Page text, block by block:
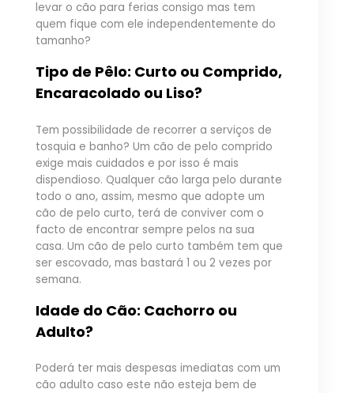
levar o cão para ferias consigo mas tem
quem fique com ele independentemente do
tamanho?
Tipo de Pêlo: Curto ou Comprido,
Encaracolado ou Liso?
Tem possibilidade de recorrer a serviços de
tosquia e banho? Um cão de pelo comprido
exige mais cuidados e por isso é mais
dispendioso. Qualquer cão larga pelo durante
todo o ano, assim, mesmo que adopte um
cão de pelo curto, terá de conviver com o
facto de encontrar sempre pelos na sua
casa. Um cão de pelo curto também tem que
ser escovado, mas bastará 1 ou 2 vezes por
semana.
Idade do Cão: Cachorro ou
Adulto?
Poderá ter mais despesas imediatas com um
cão adulto caso este não esteja bem de